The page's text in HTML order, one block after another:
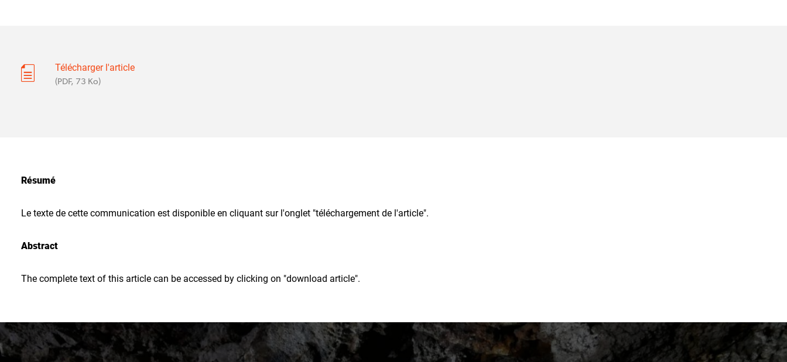
Télécharger l'article
(PDF, 73 Ko)
Résumé
Le texte de cette communication est disponible en cliquant sur l'onglet "téléchargement de l'article".
Abstract
The complete text of this article can be accessed by clicking on "download article".